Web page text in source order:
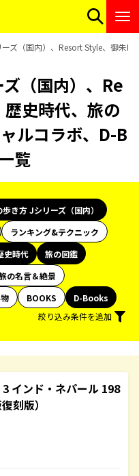
ズ（国内）、Resort Style、御朱
（国内）、Re
史時代、旅の
ルコラボ、D-B
覧
き方 Jシリーズ（国内）
ランキング&テクニック
史時代
旅の図鑑
の名言＆絶景
BOOKS
D-Books
絞り込み条件を追加
インド・ネパール 198
刻版）